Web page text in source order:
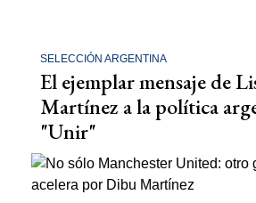
SELECCIÓN ARGENTINA
El ejemplar mensaje de
Martínez a la política
"Unir"